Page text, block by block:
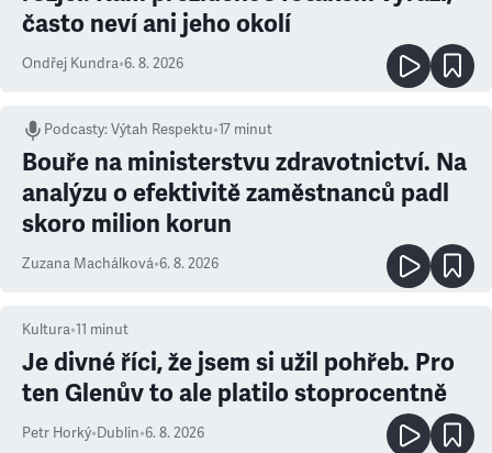
často neví ani jeho okolí
Ondřej Kundra•6. 8. 2026
Podcasty:Výtah Respektu•17 minut
Bouře na ministerstvu zdravotnictví. Na
analýzu o efektivitě zaměstnanců padl
skoro milion korun
Zuzana Machálková•6. 8. 2026
Kultura•11 minut
Je divné říci, že jsem si užil pohřeb. Pro
ten Glenův to ale platilo stoprocentně
Petr Horký•Dublin•6. 8. 2026